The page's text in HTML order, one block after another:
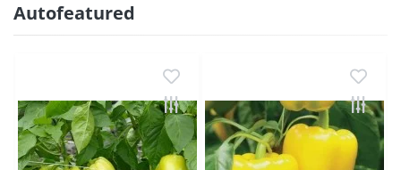
Autofeatured